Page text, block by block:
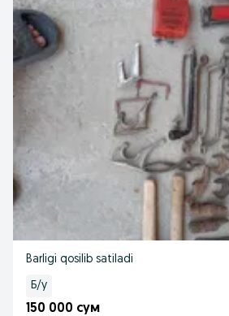
Barligi qosilib satiladi
Б/у
150 000 сум